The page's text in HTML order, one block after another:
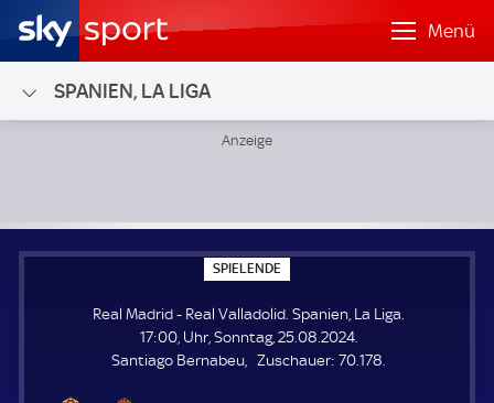
Menü
SPANIEN, LA LIGA
SPIELENDE
P
E
L
E
N
Real Madrid - Real Valladolid. Spanien, La Liga.
17:00, Uhr, Sonntag, 25.08.2024.
Santiago Bernabeu
Zuschauer: Z
70.178.